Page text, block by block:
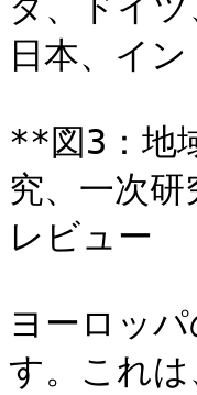
日本、イ
**図3：地
究、一次
レビュー
ヨーロッ
す。これ